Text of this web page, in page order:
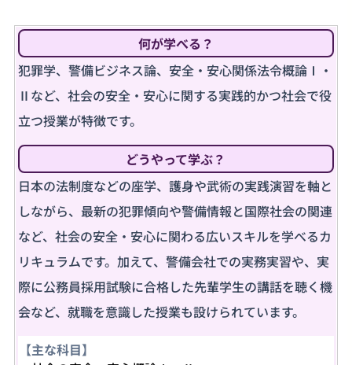
何が学べる？
犯罪学、警備ビジネス論、安全・安心関係法令概論Ⅰ・
Ⅱなど、社会の安全・安心に関する実践的かつ社会で役
立つ授業が特徴です。
どうやって学ぶ？
日本の法制度などの座学、護身や武術の実践演習を軸と
しながら、最新の犯罪傾向や警備情報と国際社会の関連
など、社会の安全・安心に関わる広いスキルを学べるカ
リキュラムです。加えて、警備会社での実務実習や、実
際に公務員採用試験に合格した先輩学生の講話を聴く機
会など、就職を意識した授業も設けられています。
【主な科目】